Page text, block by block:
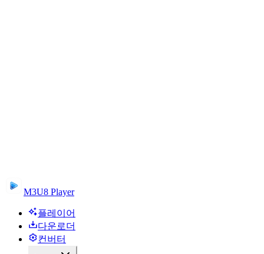
M3U8 Player
플레이어
다운로더
컨버터